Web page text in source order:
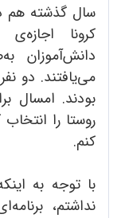
سال گذشته هم
کرونا
دانش‌آموزان
می‌یافتند. دو
بودند. امسال
روستا را
کنم.
با توجه به
نداشتم،